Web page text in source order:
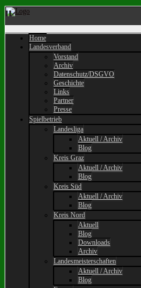
Home
Landesverband
Vorstand
Archiv
Datenschutz/DSGVO
Geschichte
Links
Partner
Presse
Spielbetrieb
Landesliga
Aktuell / Archiv
Blog
Kreis Graz
Aktuell / Archiv
Blog
Kreis Süd
Aktuell / Archiv
Blog
Kreis Nord
Aktuell
Blog
Downloads
Archiv
Landesmeisterschaften
Aktuell / Archiv
Blog